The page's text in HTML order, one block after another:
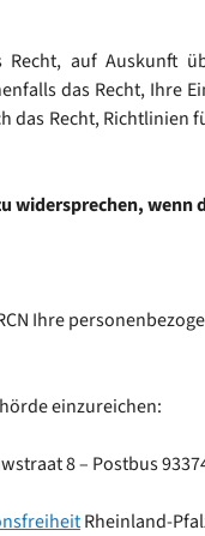
auf Auskunft
das Recht,
Recht,
wenn
Ihre
einzureichen:
8 – Postbus
Rheinland-